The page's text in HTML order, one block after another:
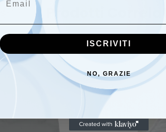
ISCRIVITI
NO, GRAZIE